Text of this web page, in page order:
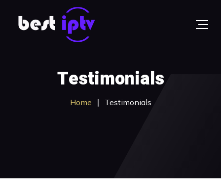
Testimonials
Home Testimonials